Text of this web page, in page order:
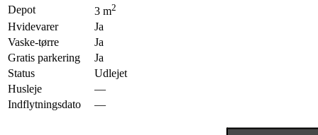
Depot
3 m2
Hvidevarer
Ja
Vaske-tørre
Ja
Gratis parkering
Ja
Status
Udlejet
Husleje
—
Indflytningsdato
—